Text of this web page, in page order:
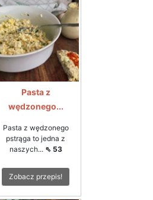
Pasta z
wędzonego...
Pasta z wędzonego
pstrąga to jedna z
naszych... ⇖ 53
Zobacz przepis!